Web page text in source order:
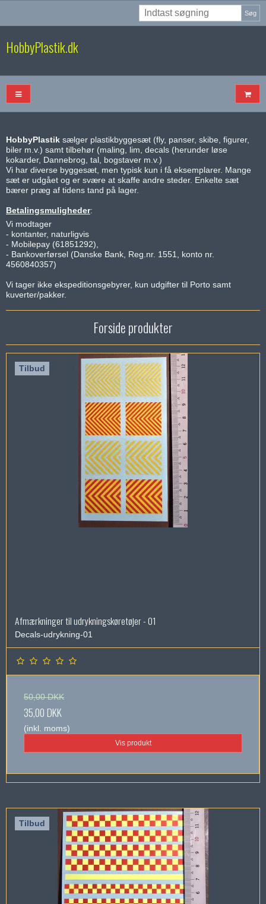
Søg
HobbyPlastik.dk
HobbyPlastik sælger plastikbyggesæt (fly, panser, skibe, figurer,
biler m.v.) samt tilbehør (maling, lim, decals (herunder løse
kokarder, Dannebrog, tal, bogstaver m.v.)
Vi har diverse byggesæt, men typisk kun i få eksemplarer. Mange
sæt er udgået og er svære at skaffe andre steder. Enkelte sæt
bærer præg af tidens tand på lager.
Betalingsmuligheder:
Vi modtager
- kontanter, naturligvis
- Mobilepay (61851292),
- Bankoverførsel (Danske Bank, Reg.nr. 1551, konto nr.
4560840357)
Vi tager ikke ekspeditionsgebyrer, kun udgifter til Porto samt
kuverter/pakker.
Forside produkter
Tilbud
Afmærkninger til udrykningskøretøjer - 01
Decals-udrykning-01
50,00 DKK
35,00 DKK
(inkl. moms)
Vis produkt
Tilbud